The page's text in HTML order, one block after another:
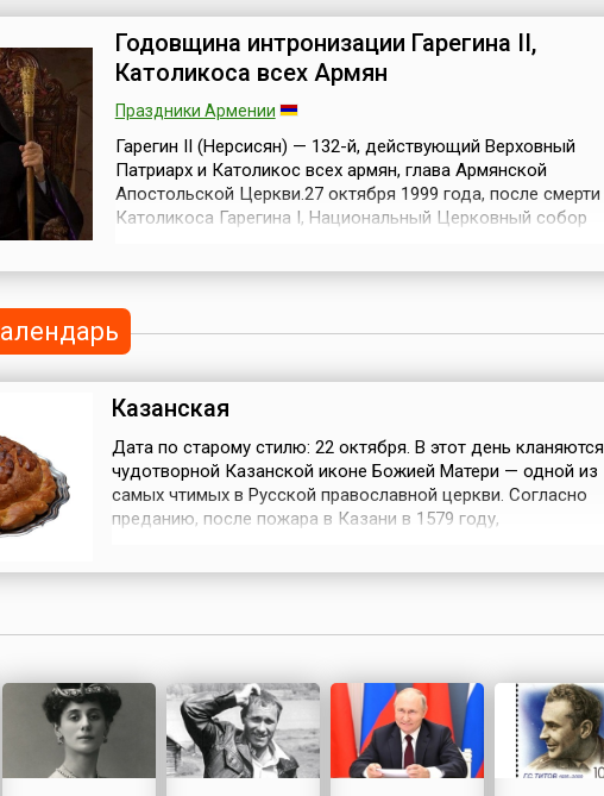
образ Казанской иконы Бож...
Годовщина интронизации Гарегина II,
Католикоса всех Армян
Праздники Армении
Гарегин II (Нерсисян) — 132-й, действующий Верховный
Патриарх и Католикос всех армян, глава Армянской
Апостольской Церкви.27 октября 1999 года, после смерти
Католикоса Гарегина I, Национальный Церковный собор
был рукоположен в сан и помаз...
Казанская
Дата по старому стилю: 22 октября. В этот день кланяются
чудотворной Казанской иконе Божией Матери — одной из
самых чтимых в Русской православной церкви. Согласно
преданию, после пожара в Казани в 1579 году,